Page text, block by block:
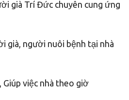
già Trí Đức chuyên cung ứng
già, người nuôi bệnh tại nhà
Giúp việc nhà theo giờ